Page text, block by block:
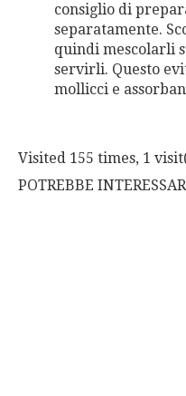
consiglio di
separatamente.
quindi mescolarli
servirli. Questo
mollicci e
Visited 155 times, 1
POTREBBE